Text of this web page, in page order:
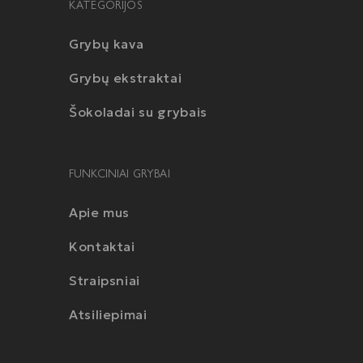
KATEGORIJOS
Grybų kava
Grybų ekstraktai
Šokoladai su grybais
FUNKCINIAI GRYBAI
Apie mus
Kontaktai
Straipsniai
Atsiliepimai